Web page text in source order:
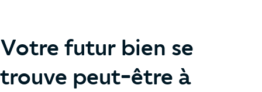
Votre futur bien se
trouve peut-être à